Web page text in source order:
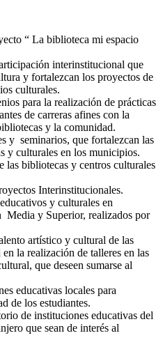
“ La biblioteca mi espacio
interinstitucional que
y fortalezcan los proyectos de
culturales.
para la realización de prácticas
de carreras afines con la
y la comunidad.
y seminarios, que fortalezcan las
y culturales en los municipios.
las bibliotecas y centros culturales
Interinstitucionales.
y culturales en
Media y Superior, realizados por
artístico y cultural de las
la realización de talleres en las
que deseen sumarse al
educativas locales para
de los estudiantes.
de instituciones educativas del
que sean de interés al